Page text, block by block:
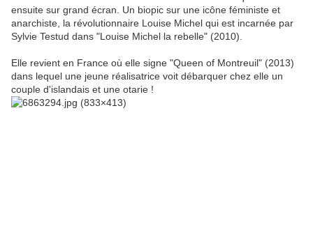
ensuite sur grand écran. Un biopic sur une icône féministe et
anarchiste, la révolutionnaire Louise Michel qui est incarnée par
Sylvie Testud dans "Louise Michel la rebelle" (2010).
Elle revient en France où elle signe "Queen of Montreuil" (2013)
dans lequel une jeune réalisatrice voit débarquer chez elle un
couple d'islandais et une otarie !